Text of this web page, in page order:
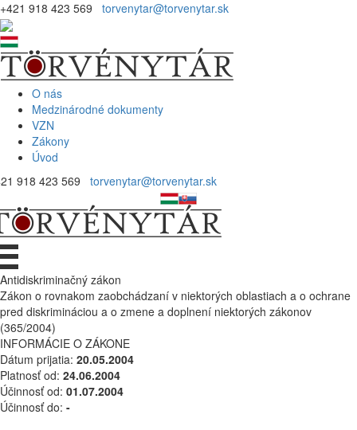
+421 918 423 569 torvenytar@torvenytar.sk
O nás
Medzinárodné dokumenty
VZN
Zákony
Úvod
918 423 569 torvenytar@torvenytar.sk
Antidiskriminačný zákon
Zákon o rovnakom zaobchádzaní v niektorých oblastiach a o ochrane
pred diskrimináciou a o zmene a doplnení niektorých zákonov
(365/2004)
INFORMÁCIE O ZÁKONE
Dátum prijatia: 20.05.2004
Platnosť od: 24.06.2004
Účinnosť od: 01.07.2004
Účinnosť do: -